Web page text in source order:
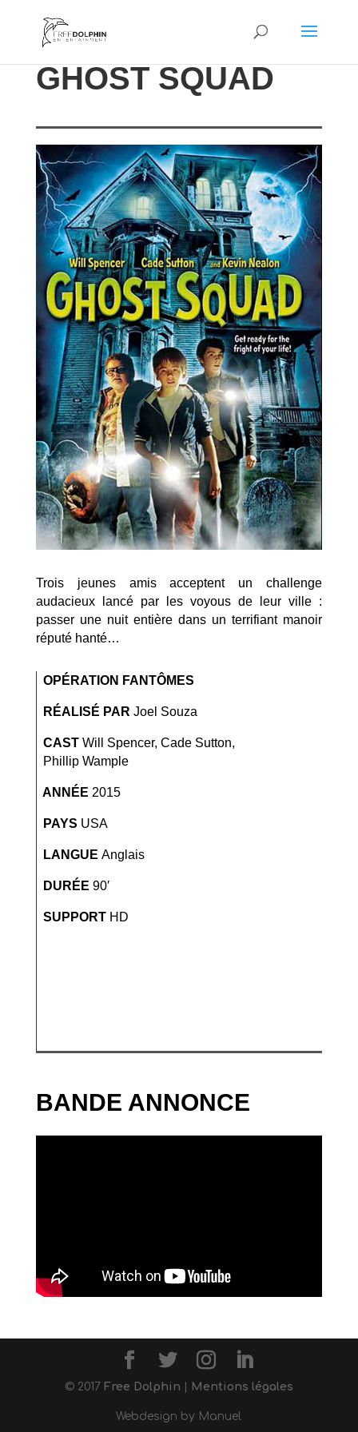
GHOST SQUAD
Trois jeunes amis acceptent un challenge
audacieux lancé par les voyous de leur ville :
passer une nuit entière dans un terrifiant manoir
réputé hanté…
OPÉRATION FANTÔMES
RÉALISÉ PAR Joel Souza
CAST Will Spencer, Cade Sutton,
Phillip Wample
ANNÉE 2015
PAYS USA
LANGUE Anglais
DURÉE 90′
SUPPORT HD
BANDE ANNONCE
© 2017 Free Dolphin Mentions légales
Webdesign by Manuel